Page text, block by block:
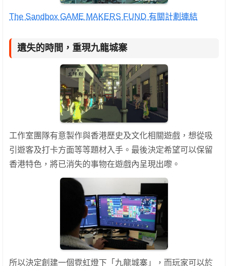
The Sandbox GAME MAKERS FUND 有關計劃連結
遺失的時間，重現九龍城寨
工作室團隊有意製作與香港歷史及文化相關遊戲，想從吸
引遊客及打卡方面等等題材入手。最後決定希望可以保留
香港特色，將已消失的事物在遊戲內呈現出嚟。
所以決定創建一個霓虹燈下「九龍城寨」，而玩家可以於